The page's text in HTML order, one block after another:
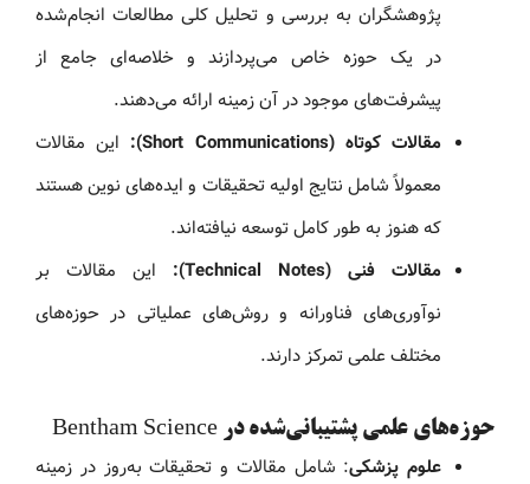
پژوهشگران به بررسی و تحلیل کلی مطالعات انجام‌شده
در یک حوزه خاص می‌پردازند و خلاصه‌ای جامع از
پیشرفت‌های موجود در آن زمینه ارائه می‌دهند.
مقالات کوتاه (Short Communications):
این مقالات
معمولاً شامل نتایج اولیه تحقیقات و ایده‌های نوین هستند
که هنوز به طور کامل توسعه نیافته‌اند.
مقالات فنی (Technical Notes):
این مقالات بر
نوآوری‌های فناورانه و روش‌های عملیاتی در حوزه‌های
مختلف علمی تمرکز دارند.
حوزه‌های علمی پشتیبانی‌شده در Bentham Science
علوم پزشکی: شامل مقالات و تحقیقات به‌روز در زمینه